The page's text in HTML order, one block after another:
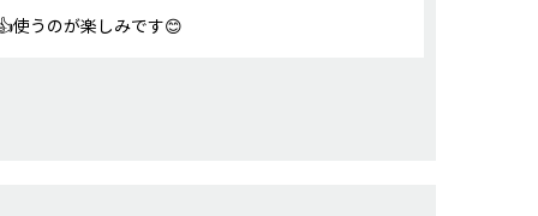
使うのが楽しみです😊